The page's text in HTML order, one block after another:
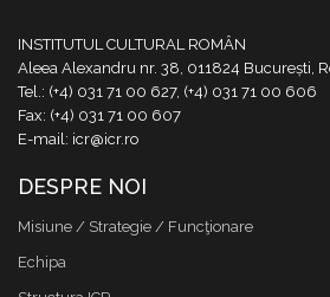
INSTITUTUL CULTURAL ROMÂN
Aleea Alexandru nr. 38, 011824 București,
Tel.: (+4) 031 71 00 627, (+4) 031 71 00 606
Fax: (+4) 031 71 00 607
E-mail: icr@icr.ro
DESPRE NOI
Misiune / Strategie / Funcţionare
Echipa